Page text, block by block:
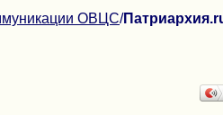
ОВЦС/